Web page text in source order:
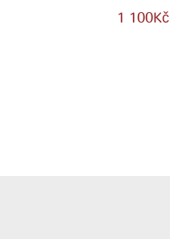
1 100Kč